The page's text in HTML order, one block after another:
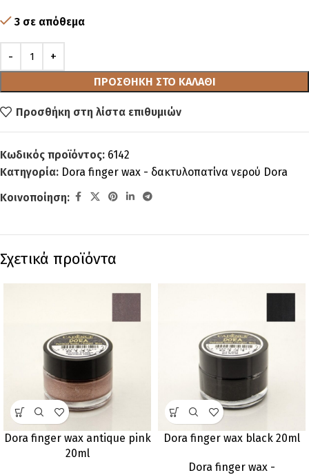
3 σε απόθεμα
ΠΡΟΣΘΉΚΗ ΣΤΟ ΚΑΛΆΘΙ
Προσθήκη στη λίστα επιθυμιών
Κωδικός προϊόντος: 6142
Κατηγορία: Dora finger wax - δακτυλοπατίνα νερού Dora
Κοινοποίηση:
Σχετικά προϊόντα
Dora finger wax antique pink
20ml
Dora finger wax black 20ml
Dora finger wax -